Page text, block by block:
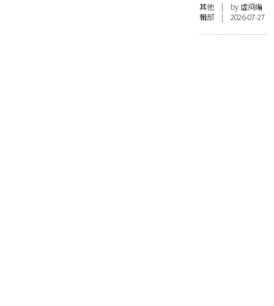
其他 | by 虛詞編
輯部 | 2026-07-27